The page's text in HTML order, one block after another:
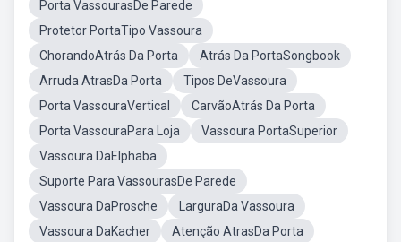
Porta VassourasDe Parede
Protetor PortaTipo Vassoura
ChorandoAtrás Da Porta
Atrás Da PortaSongbook
Arruda AtrasDa Porta
Tipos DeVassoura
Porta VassouraVertical
CarvãoAtrás Da Porta
Porta VassouraPara Loja
Vassoura PortaSuperior
Vassoura DaElphaba
Suporte Para VassourasDe Parede
Vassoura DaProsche
LarguraDa Vassoura
Vassoura DaKacher
Atenção AtrasDa Porta